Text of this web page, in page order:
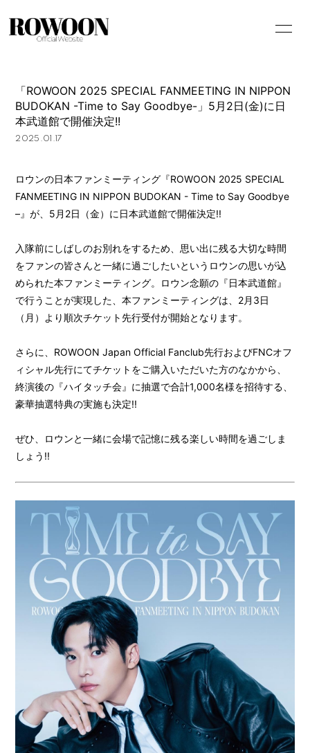
HOME
INFORMATION
PROFILE
BIOGRAPHY
STORE
FANCLUB
「ROWOON 2025 SPECIAL FANMEETING IN NIPPON
BUDOKAN -Time to Say Goodbye-」5月2日(金)に日
本武道館で開催決定!!
2025.01.17
ロウンの日本ファンミーティング『ROWOON 2025 SPECIAL
FANMEETING IN NIPPON BUDOKAN - Time to Say Goodbye
–』が、5月2日（金）に日本武道館で開催決定!!
入隊前にしばしのお別れをするため、思い出に残る大切な時間
をファンの皆さんと一緒に過ごしたいというロウンの思いが込
められた本ファンミーティング。ロウン念願の『日本武道館』
で行うことが実現した、本ファンミーティングは、2月3日
（月）より順次チケット先行受付が開始となります。
さらに、ROWOON Japan Official Fanclub先行およびFNCオフ
ィシャル先行にてチケットをご購入いただいた方のなかから、
終演後の『ハイタッチ会』に抽選で合計1,000名様を招待する、
豪華抽選特典の実施も決定!!
ぜひ、ロウンと一緒に会場で記憶に残る楽しい時間を過ごしま
しょう!!